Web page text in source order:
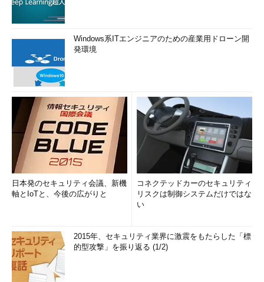
Windows系ITエンジニアのための産業用ドローン開
発環境
日本発のセキュリティ会議、新機
軸とIoTと、今後の広がりと
コネクテッドカーのセキュリティ
リスクは制御システムだけではな
い
2015年、セキュリティ業界に激震をもたらした「標
的型攻撃」を振り返る (1/2)